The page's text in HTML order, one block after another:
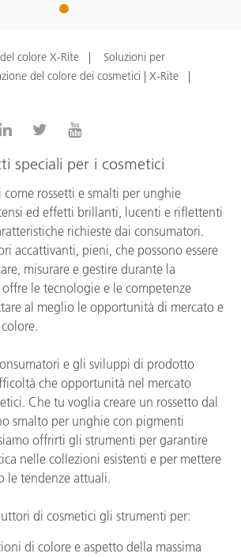
1
colore X-Rite
Soluzioni per
del colore dei cosmetici | X-Rite
speciali per i cosmetici
rossetti e smalti per unghie
ed effetti brillanti, lucenti e riflettenti
richieste dai consumatori.
accattivanti, pieni, che possono essere
misurare e gestire durante la
le tecnologie e le competenze
al meglio le opportunità di mercato e
e gli sviluppi di prodotto
che opportunità nel mercato
Che tu voglia creare un rossetto dal
smalto per unghie con pigmenti
offrirti gli strumenti per garantire
nelle collezioni esistenti e per mettere
le tendenze attuali.
di cosmetici gli strumenti per:
di colore e aspetto della massima